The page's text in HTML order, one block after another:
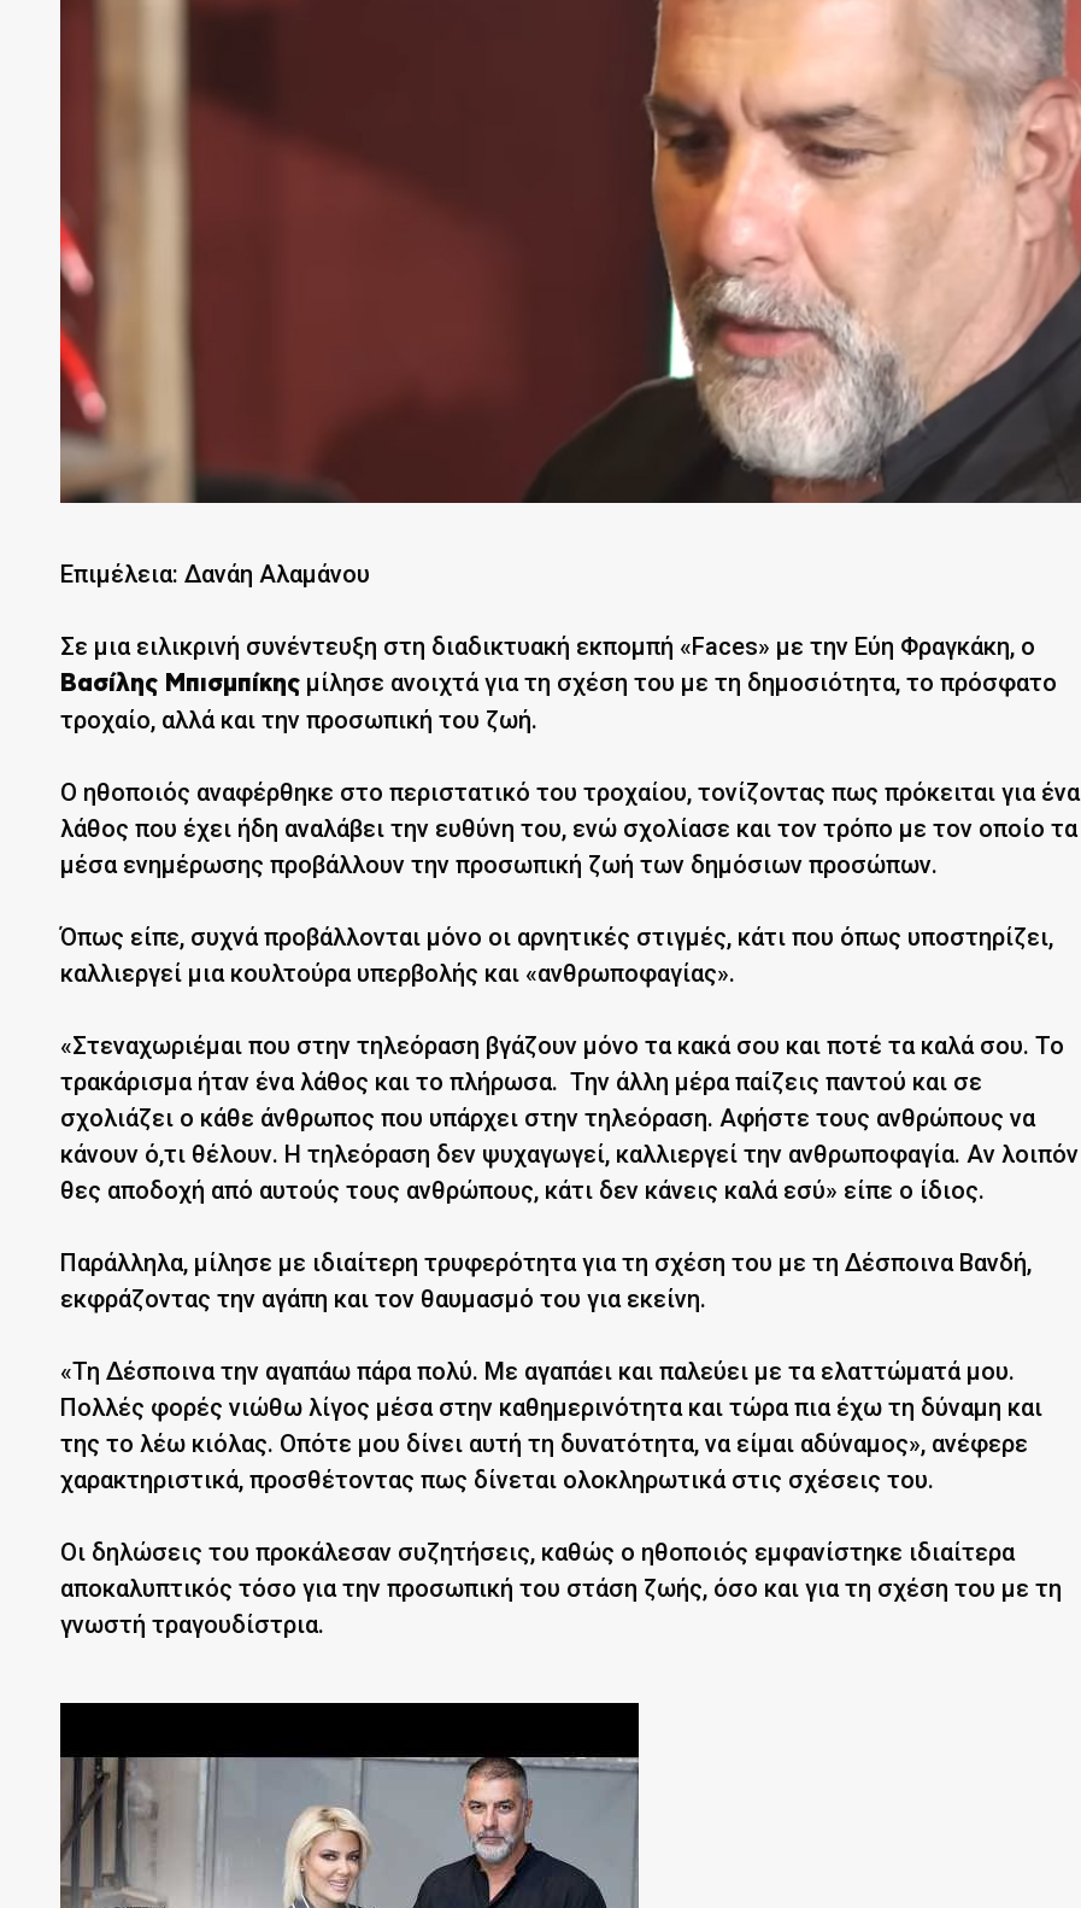
Επιμέλεια: Δανάη Αλαμάνου
Σε μια ειλικρινή συνέντευξη στη διαδικτυακή εκπομπή «Faces» με την Εύη Φραγκάκη, ο
Βασίλης Μπισμπίκης μίλησε ανοιχτά για τη σχέση του με τη δημοσιότητα, το πρόσφατο
τροχαίο, αλλά και την προσωπική του ζωή.
Ο ηθοποιός αναφέρθηκε στο περιστατικό του τροχαίου, τονίζοντας πως πρόκειται για ένα
λάθος που έχει ήδη αναλάβει την ευθύνη του, ενώ σχολίασε και τον τρόπο με τον οποίο τα
μέσα ενημέρωσης προβάλλουν την προσωπική ζωή των δημόσιων προσώπων.
Όπως είπε, συχνά προβάλλονται μόνο οι αρνητικές στιγμές, κάτι που όπως υποστηρίζει,
καλλιεργεί μια κουλτούρα υπερβολής και «ανθρωποφαγίας».
«Στεναχωριέμαι που στην τηλεόραση βγάζουν μόνο τα κακά σου και ποτέ τα καλά σου. Το
τρακάρισμα ήταν ένα λάθος και το πλήρωσα. Την άλλη μέρα παίζεις παντού και σε
σχολιάζει ο κάθε άνθρωπος που υπάρχει στην τηλεόραση. Αφήστε τους ανθρώπους να
κάνουν ό,τι θέλουν. Η τηλεόραση δεν ψυχαγωγεί, καλλιεργεί την ανθρωποφαγία. Αν λοιπόν
θες αποδοχή από αυτούς τους ανθρώπους, κάτι δεν κάνεις καλά εσύ» είπε ο ίδιος.
Παράλληλα, μίλησε με ιδιαίτερη τρυφερότητα για τη σχέση του με τη Δέσποινα Βανδή,
εκφράζοντας την αγάπη και τον θαυμασμό του για εκείνη.
«Τη Δέσποινα την αγαπάω πάρα πολύ. Με αγαπάει και παλεύει με τα ελαττώματά μου.
Πολλές φορές νιώθω λίγος μέσα στην καθημερινότητα και τώρα πια έχω τη δύναμη και
της το λέω κιόλας. Οπότε μου δίνει αυτή τη δυνατότητα, να είμαι αδύναμος», ανέφερε
χαρακτηριστικά, προσθέτοντας πως δίνεται ολοκληρωτικά στις σχέσεις του.
Οι δηλώσεις του προκάλεσαν συζητήσεις, καθώς ο ηθοποιός εμφανίστηκε ιδιαίτερα
αποκαλυπτικός τόσο για την προσωπική του στάση ζωής, όσο και για τη σχέση του με τη
γνωστή τραγουδίστρια.